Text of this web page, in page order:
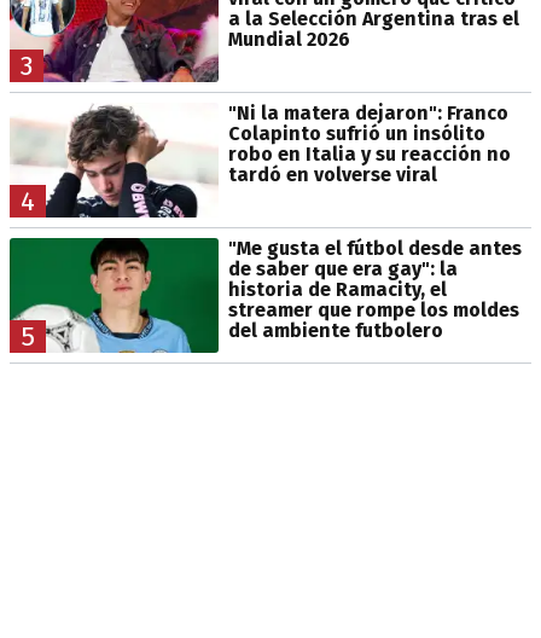
3
a la Selección Argentina tras el
Mundial 2026
4
"Ni la matera dejaron": Franco
Colapinto sufrió un insólito
robo en Italia y su reacción no
tardó en volverse viral
5
"Me gusta el fútbol desde antes
de saber que era gay": la
historia de Ramacity, el
streamer que rompe los moldes
del ambiente futbolero